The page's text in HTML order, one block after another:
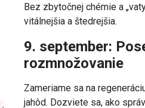
Bez zbytočnej chémie a
vitálnejšia a štedrejšia.
9. september:
rozmnožovanie
Zameriame sa na
jahôd. Dozviete sa, ako